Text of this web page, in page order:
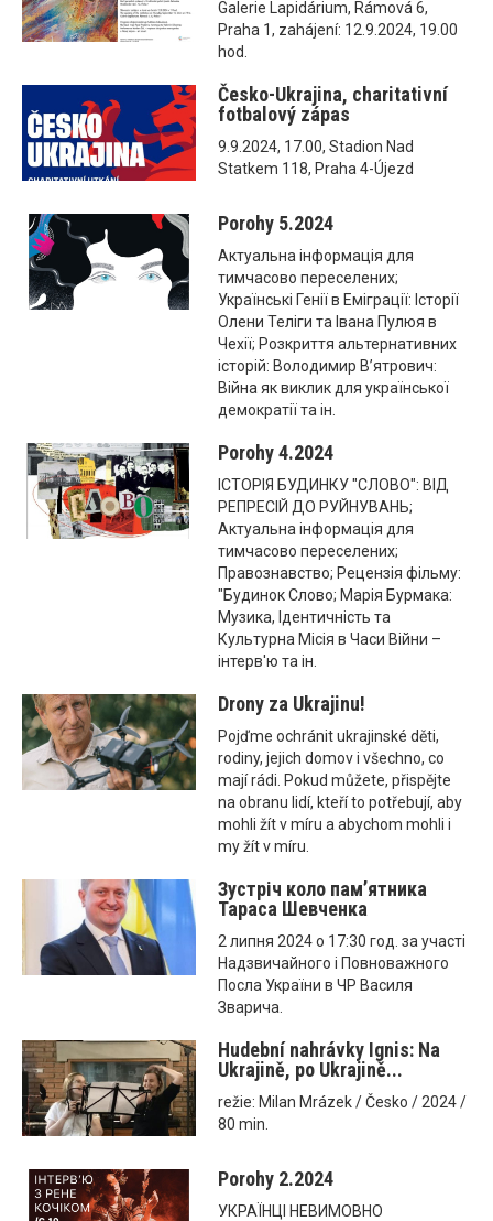
Galerie Lapidárium, Rámová 6,
Praha 1, zahájení: 12.9.2024, 19.00
hod.
Česko-Ukrajina, charitativní
fotbalový zápas
9.9.2024, 17.00, Stadion Nad
Statkem 118, Praha 4-Újezd
Porohy 5.2024
Актуальна інформація для
тимчасово переселених;
Українські Генії в Еміграції: Історії
Олени Теліги та Івана Пулюя в
Чехії; Розкриття альтернативних
історій: Володимир В’ятрович:
Війна як виклик для української
демократії та ін.
Porohy 4.2024
ІСТОРІЯ БУДИНКУ "СЛОВО": ВІД
РЕПРЕСІЙ ДО РУЙНУВАНЬ;
Актуальна інформація для
тимчасово переселених;
Правознавство; Рецензія фільму:
"Будинок Слово; Марія Бурмака:
Музика, Ідентичність та
Культурна Місія в Часи Війни –
інтерв'ю та ін.
Drony za Ukrajinu!
Pojďme ochránit ukrajinské děti,
rodiny, jejich domov i všechno, co
mají rádi. Pokud můžete, přispějte
na obranu lidí, kteří to potřebují, aby
mohli žít v míru a abychom mohli i
my žít v míru.
Зустріч коло пам’ятника
Тараса Шевченка
2 липня 2024 о 17:30 год. за участі
Надзвичайного і Повноважного
Посла України в ЧР Василя
Зварича.
Hudební nahrávky Ignis: Na
Ukrajině, po Ukrajině...
režie: Milan Mrázek / Česko / 2024 /
80 min.
Porohy 2.2024
УКРАЇНЦІ НЕВИМОВНО